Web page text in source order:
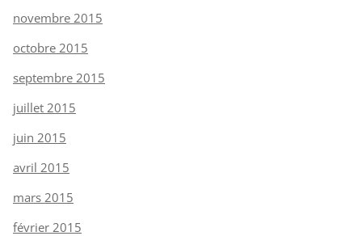
novembre 2015
octobre 2015
septembre 2015
juillet 2015
juin 2015
avril 2015
mars 2015
février 2015